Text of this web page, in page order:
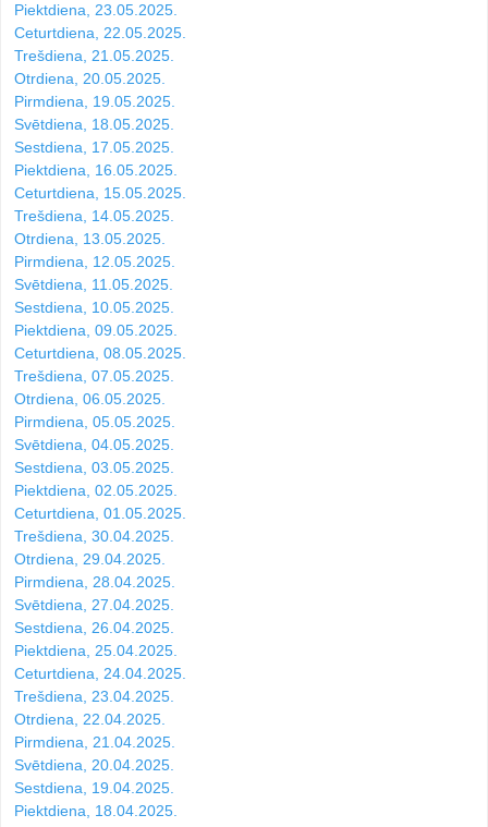
Piektdiena, 23.05.2025.
Ceturtdiena, 22.05.2025.
Trešdiena, 21.05.2025.
Otrdiena, 20.05.2025.
Pirmdiena, 19.05.2025.
Svētdiena, 18.05.2025.
Sestdiena, 17.05.2025.
Piektdiena, 16.05.2025.
Ceturtdiena, 15.05.2025.
Trešdiena, 14.05.2025.
Otrdiena, 13.05.2025.
Pirmdiena, 12.05.2025.
Svētdiena, 11.05.2025.
Sestdiena, 10.05.2025.
Piektdiena, 09.05.2025.
Ceturtdiena, 08.05.2025.
Trešdiena, 07.05.2025.
Otrdiena, 06.05.2025.
Pirmdiena, 05.05.2025.
Svētdiena, 04.05.2025.
Sestdiena, 03.05.2025.
Piektdiena, 02.05.2025.
Ceturtdiena, 01.05.2025.
Trešdiena, 30.04.2025.
Otrdiena, 29.04.2025.
Pirmdiena, 28.04.2025.
Svētdiena, 27.04.2025.
Sestdiena, 26.04.2025.
Piektdiena, 25.04.2025.
Ceturtdiena, 24.04.2025.
Trešdiena, 23.04.2025.
Otrdiena, 22.04.2025.
Pirmdiena, 21.04.2025.
Svētdiena, 20.04.2025.
Sestdiena, 19.04.2025.
Piektdiena, 18.04.2025.